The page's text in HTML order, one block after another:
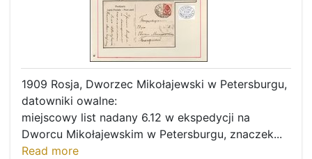
1909 Rosja, Dworzec Mikołajewski w Petersburgu,
datowniki owalne:
miejscowy list nadany 6.12 w ekspedycji na
Dworcu Mikołajewskim w Petersburgu, znaczek...
Read more